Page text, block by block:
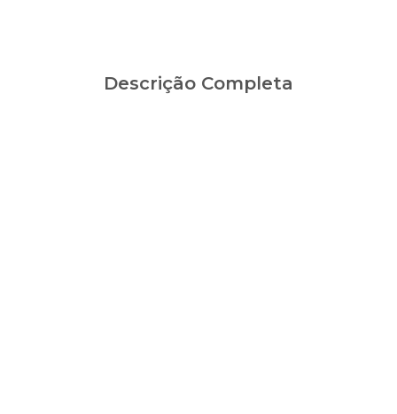
Descrição Completa